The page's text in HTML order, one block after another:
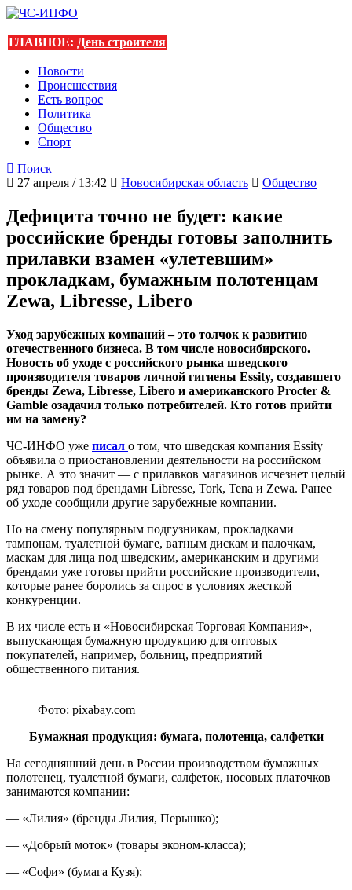
ГЛАВНОЕ: День строителя
Новости
Происшествия
Есть вопрос
Политика
Общество
Спорт
Поиск
27 апреля / 13:42
Новосибирская область Общество
Дефицита точно не будет: какие
российские бренды готовы заполнить
прилавки взамен «улетевшим»
прокладкам, бумажным полотенцам
Zewa, Libresse, Libero
Уход зарубежных компаний – это толчок к развитию
отечественного бизнеса. В том числе новосибирского.
Новость об уходе с российского рынка шведского
производителя товаров личной гигиены Essity, создавшего
бренды Zewa, Libresse, Libero и американского Procter &
Gamble озадачил только потребителей. Кто готов прийти
им на замену?
ЧС-ИНФО уже писал о том, что шведская компания Essity
объявила о приостановлении деятельности на российском
рынке. А это значит — с прилавков магазинов исчезнет целый
ряд товаров под брендами Libresse, Tork, Tena и Zewa. Ранее
об уходе сообщили другие зарубежные компании.
Но на смену популярным подгузникам, прокладками
тампонам, туалетной бумаге, ватным дискам и палочкам,
маскам для лица под шведским, американским и другими
брендами уже готовы прийти российские производители,
которые ранее боролись за спрос в условиях жесткой
конкуренции.
В их числе есть и «Новосибирская Торговая Компания»,
выпускающая бумажную продукцию для оптовых
покупателей, например, больниц, предприятий
общественного питания.
Фото: pixabay.com
Бумажная продукция: бумага, полотенца, салфетки
На сегодняшний день в России производством бумажных
полотенец, туалетной бумаги, салфеток, носовых платочков
занимаются компании:
— «Лилия» (бренды Лилия, Перышко);
— «Добрый моток» (товары эконом-класса);
— «Софи» (бумага Кузя);